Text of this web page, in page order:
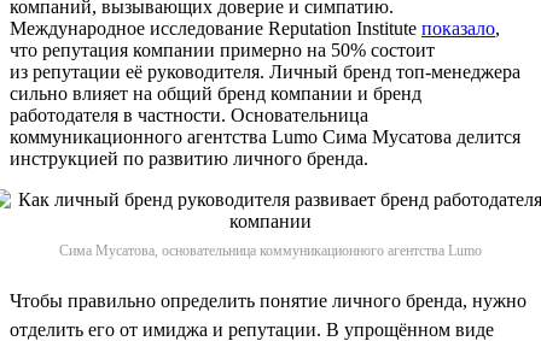
компаний, вызывающих доверие и симпатию.
Международное исследование Reputation Institute показало,
что репутация компании примерно на 50% состоит
из репутации её руководителя. Личный бренд топ-менеджера
сильно влияет на общий бренд компании и бренд
работодателя в частности. Основательница
коммуникационного агентства Lumo Сима Мусатова делится
инструкцией по развитию личного бренда.
Сима Мусатова, основательница коммуникационного агентства Lumo
Чтобы правильно определить понятие личного бренда, нужно
отделить его от имиджа и репутации. В упрощённом виде